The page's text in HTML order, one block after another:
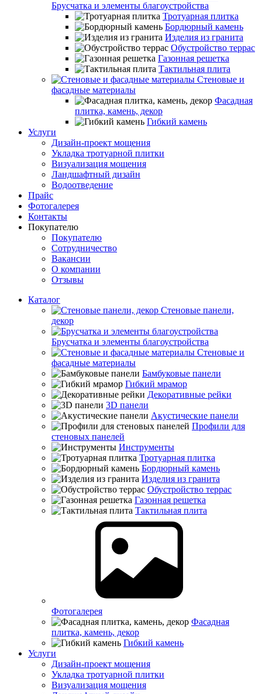
Брусчатка и элементы благоустройства
Тротуарная плитка
Бордюрный камень
Изделия из гранита
Обустройство террас
Газонная решетка
Тактильная плита
Стеновые и
фасадные материалы
Фасадная
плитка, камень, декор
Гибкий камень
Услуги
Дизайн-проект мощения
Укладка тротуарной плитки
Визуализация мощения
Ландшафтный дизайн
Водоотведение
Прайс
Фотогалерея
Контакты
Покупателю
Покупателю
Сотрудничество
Вакансии
О компании
Отзывы
Каталог
Стеновые панели,
декор
Брусчатка и элементы благоустройства
Стеновые и
фасадные материалы
Бамбуковые панели
Гибкий мрамор
Декоративные рейки
3D панели
Акустические панели
Профили для
стеновых панелей
Инструменты
Тротуарная плитка
Бордюрный камень
Изделия из гранита
Обустройство террас
Газонная решетка
Тактильная плита
Фотогалерея
Фасадная
плитка, камень, декор
Гибкий камень
Услуги
Дизайн-проект мощения
Укладка тротуарной плитки
Визуализация мощения